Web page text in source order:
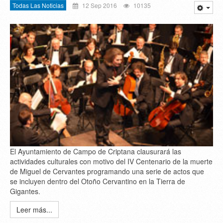
Todas Las Noticias 12 Sep 2016 10135
El Ayuntamiento de Campo de Criptana clausurará las
actividades culturales con motivo del IV Centenario de la muerte
de Miguel de Cervantes programando una serie de actos que
se incluyen dentro del Otoño Cervantino en la Tierra de
Gigantes.
Leer más...